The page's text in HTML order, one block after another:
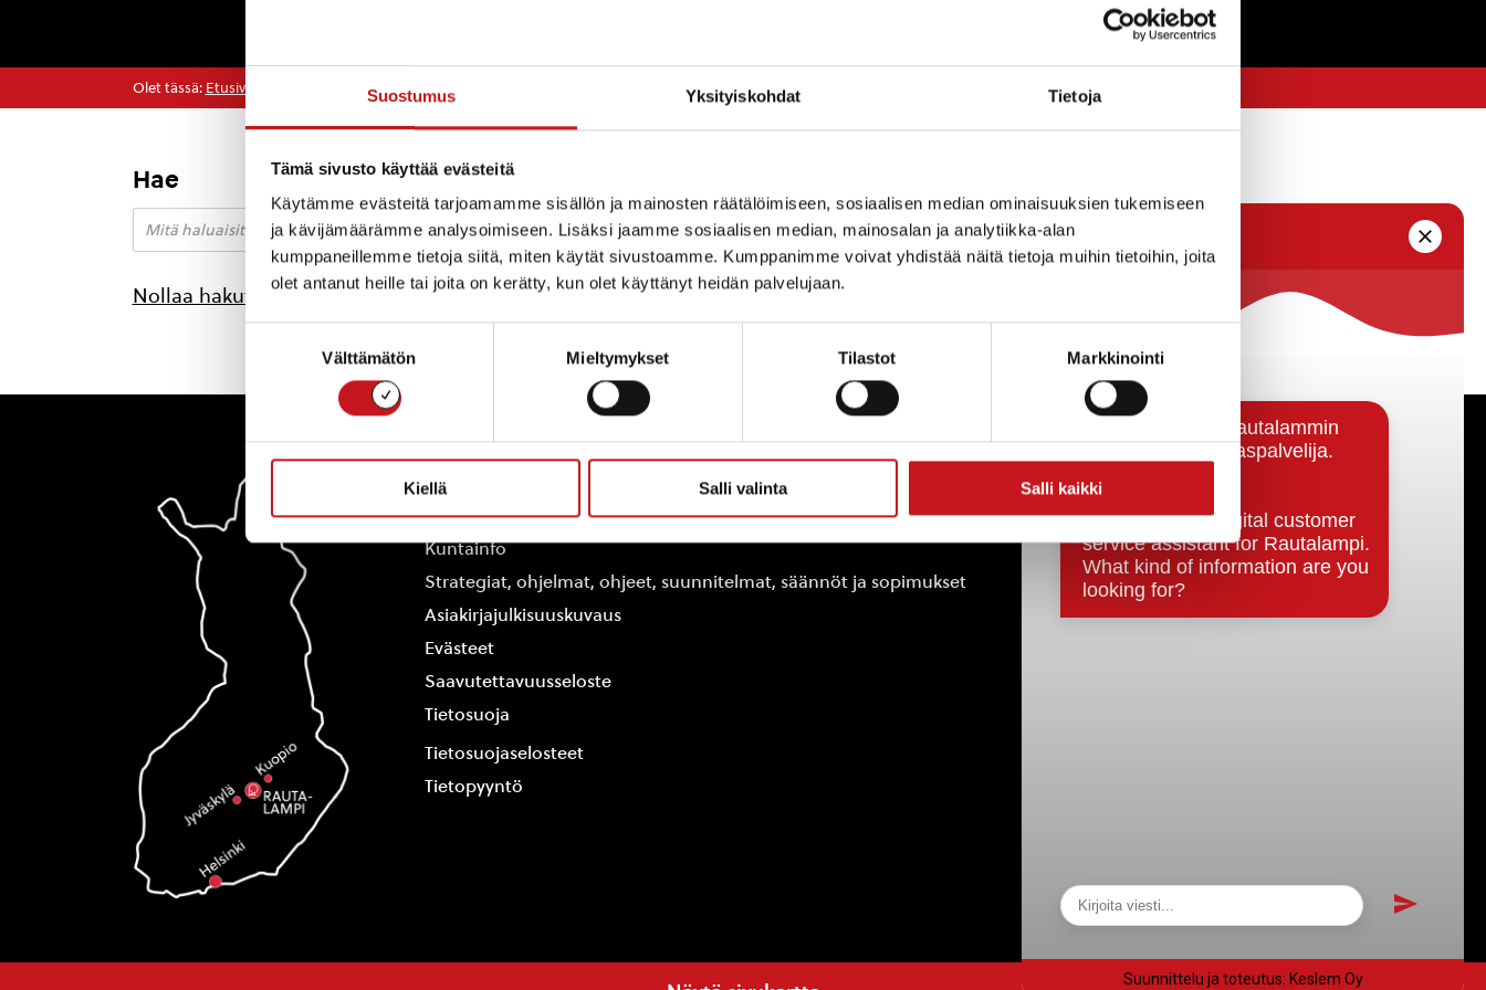
Suostumus Yksityiskohdat Tietoja
Tämä sivusto käyttää evästeitä
Käytämme evästeitä tarjoamamme sisällön ja mainosten räätälöimiseen, sosiaalisen median ominaisuuksien tukemiseen
ja kävijämäärämme analysoimiseen. Lisäksi jaamme sosiaalisen median, mainosalan ja analytiikka-alan
kumppaneillemme tietoja siitä, miten käytät sivustoamme. Kumppanimme voivat yhdistää näitä tietoja muihin tietoihin, joita
olet antanut heille tai joita on kerätty, kun olet käyttänyt heidän palvelujaan.
Välttämätön Mieltymykset Tilastot Markkinointi
Kiellä Salli valinta Salli kaikki
Olet tässä: Etusivu
Hae
Nollaa hakutulokset
Yhteystiedot
Kuntainfo
Strategiat, ohjelmat, ohjeet, suunnitelmat, säännöt ja sopimukset
Asiakirjajulkisuuskuvaus
Evästeet
Saavutettavuusseloste
Tietosuoja
Tietosuojaselosteet
Tietopyyntö
Päätökset, esityslistat & pöytäkirjat
Hallinto
Kunnanhallitus
Kunnanvaltuusto